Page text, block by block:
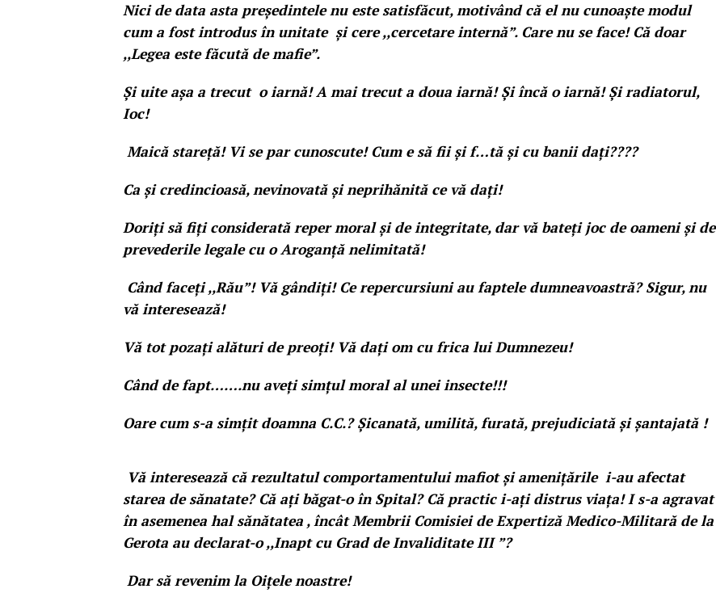
Nici de data asta președintele nu este satisfăcut, motivând că el nu cunoaște modul
cum a fost introdus în unitate și cere ,,cercetare internă”. Care nu se face! Că doar
,,Legea este făcută de mafie”.
Și uite așa a trecut o iarnă! A mai trecut a doua iarnă! Și încă o iarnă! Și radiatorul,
Ioc!
Maică stareță! Vi se par cunoscute! Cum e să fii și f…tă și cu banii dați????
Ca și credincioasă, nevinovată și neprihănită ce vă dați!
Doriți să fiți considerată reper moral și de integritate, dar vă bateți joc de oameni și de
prevederile legale cu o Aroganță nelimitată!
Când faceți ,,Rău”! Vă gândiți! Ce repercursiuni au faptele dumneavoastră? Sigur, nu
vă interesează!
Vă tot pozați alături de preoți! Vă dați om cu frica lui Dumnezeu!
Când de fapt…….nu aveți simțul moral al unei insecte!!!
Oare cum s-a simțit doamna C.C.? Șicanată, umilită, furată, prejudiciată și șantajată !
Vă interesează că rezultatul comportamentului mafiot și amenițările i-au afectat
starea de sănatate? Că ați băgat-o în Spital? Că practic i-ați distrus viața! I s-a agravat
în asemenea hal sănătatea , încât Membrii Comisiei de Expertiză Medico-Militară de la
Gerota au declarat-o ,,Inapt cu Grad de Invaliditate III ”?
Dar să revenim la Oițele noastre!